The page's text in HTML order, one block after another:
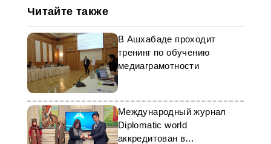
Читайте также
В Ашхабаде проходит
тренинг по обучению
медиаграмотности
Международный журнал
Diplomatic world
аккредитован в